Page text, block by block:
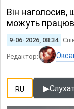
Він наголосив,
можуть
9-06-2026, 08:34
Редактор:
RU ▶